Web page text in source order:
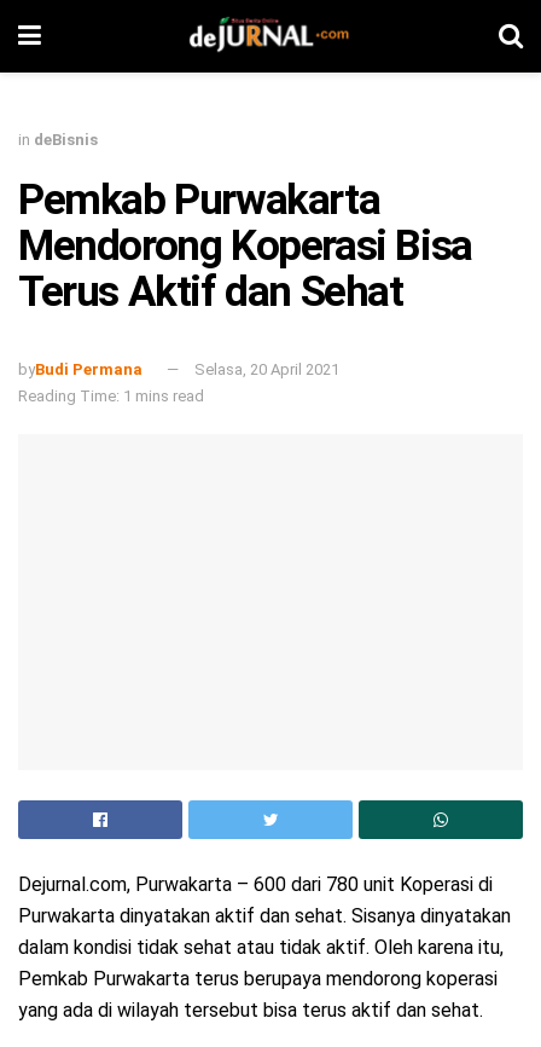
in deBisnis
Pemkab Purwakarta
Mendorong Koperasi Bisa
Terus Aktif dan Sehat
byBudi Permana
Selasa, 20 April 2021
Reading Time: 1 mins read
Dejurnal.com, Purwakarta – 600 dari 780 unit Koperasi di
Purwakarta dinyatakan aktif dan sehat. Sisanya dinyatakan
dalam kondisi tidak sehat atau tidak aktif. Oleh karena itu,
Pemkab Purwakarta terus berupaya mendorong koperasi
yang ada di wilayah tersebut bisa terus aktif dan sehat.